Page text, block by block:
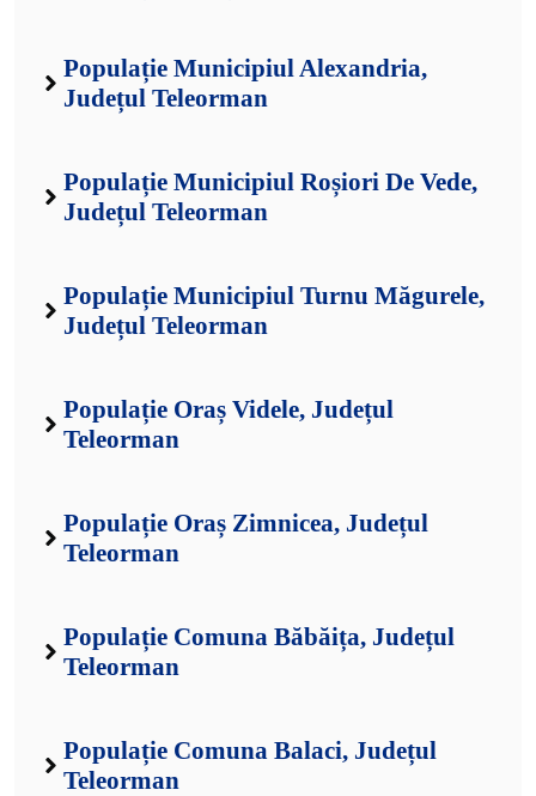
Populație Municipiul Alexandria,
Județul Teleorman
Populație Municipiul Roșiori De Vede,
Județul Teleorman
Populație Municipiul Turnu Măgurele,
Județul Teleorman
Populație Oraș Videle, Județul
Teleorman
Populație Oraș Zimnicea, Județul
Teleorman
Populație Comuna Băbăița, Județul
Teleorman
Populație Comuna Balaci, Județul
Teleorman